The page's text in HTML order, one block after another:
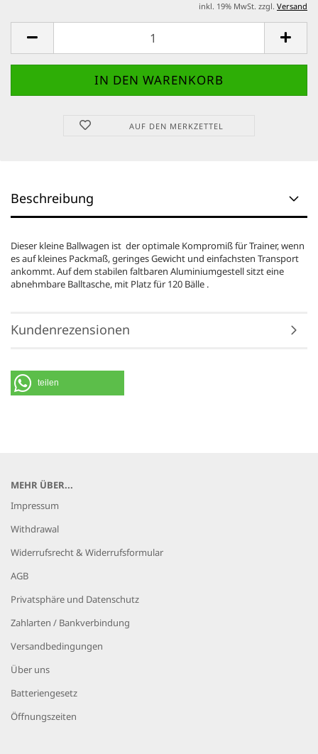
inkl. 19% MwSt. zzgl. Versand
AUF DEN MERKZETTEL
Beschreibung
Dieser kleine Ballwagen ist der optimale Kompromiß für Trainer, wenn
es auf kleines Packmaß, geringes Gewicht und einfachsten Transport
ankommt. Auf dem stabilen faltbaren Aluminiumgestell sitzt eine
abnehmbare Balltasche, mit Platz für 120 Bälle .
Kundenrezensionen
teilen
MEHR ÜBER...
Impressum
Withdrawal
Widerrufsrecht & Widerrufsformular
AGB
Privatsphäre und Datenschutz
Zahlarten / Bankverbindung
Versandbedingungen
Über uns
Batteriengesetz
Öffnungszeiten